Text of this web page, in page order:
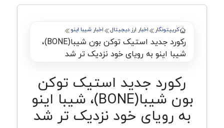
کریپتونگار اخبار ارز دیجیتال اخبار شیبا اینو
رکورد جدید استیک توکن بون شیبا(BONE)،
شیبا اینو به رویای خود نزدیک تر شد
رکورد جدید استیک توکن
بون شیبا(BONE)، شیبا اینو
به رویای خود نزدیک تر شد